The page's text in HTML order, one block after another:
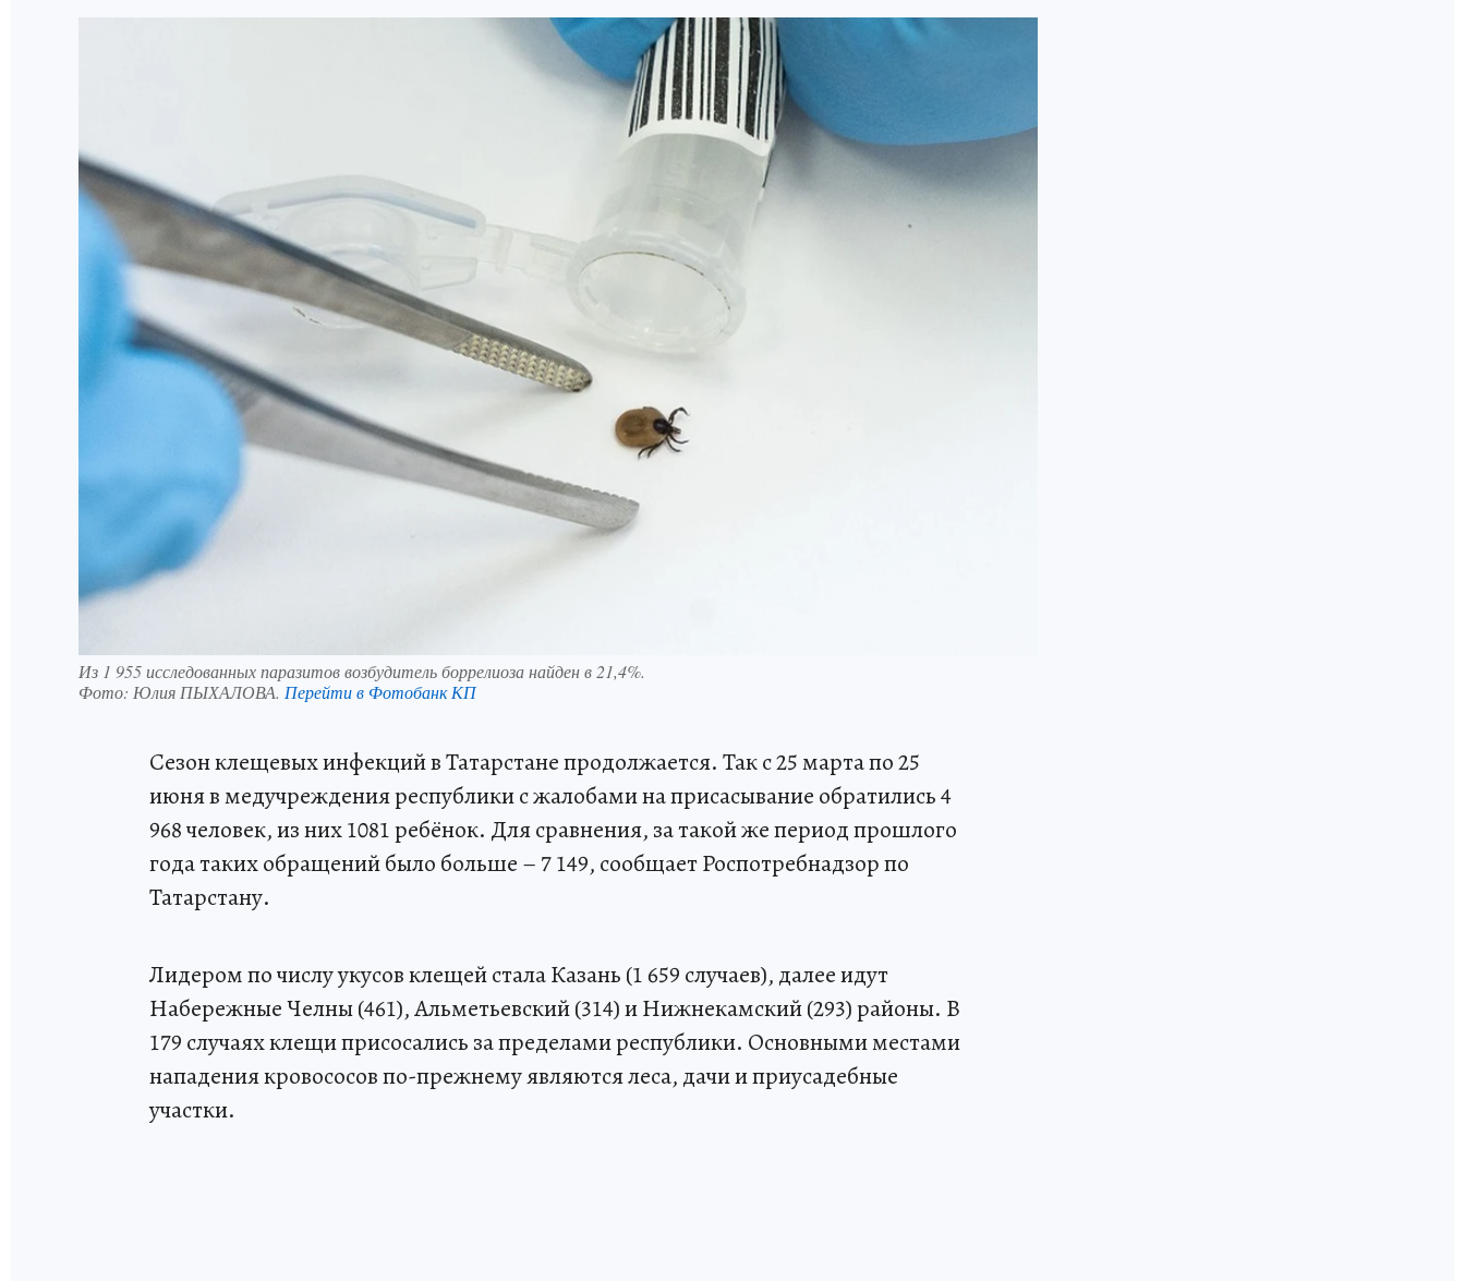
Из 1 955 исследованных паразитов возбудитель боррелиоза найден в 21,4%.
Фото: Юлия ПЫХАЛОВА. Перейти в Фотобанк КП
Сезон клещевых инфекций в Татарстане продолжается. Так с 25 марта по 25
июня в медучреждения республики с жалобами на присасывание обратились 4
968 человек, из них 1081 ребёнок. Для сравнения, за такой же период прошлого
года таких обращений было больше – 7 149, сообщает Роспотребнадзор по
Татарстану.
Лидером по числу укусов клещей стала Казань (1 659 случаев), далее идут
Набережные Челны (461), Альметьевский (314) и Нижнекамский (293) районы. В
179 случаях клещи присосались за пределами республики. Основными местами
нападения кровососов по-прежнему являются леса, дачи и приусадебные
участки.